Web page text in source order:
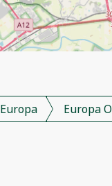
Europa Europa